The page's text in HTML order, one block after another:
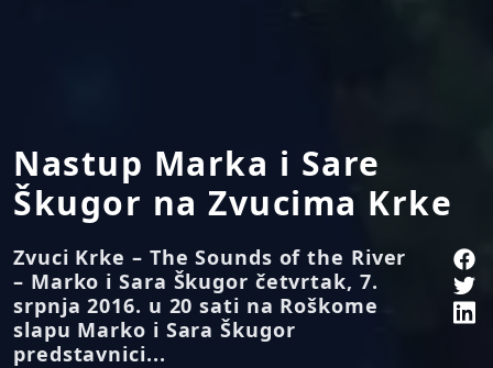
Nastup Marka i Sare
Škugor na Zvucima Krke
Zvuci Krke – The Sounds of the River
– Marko i Sara Škugor četvrtak, 7.
srpnja 2016. u 20 sati na Roškome
slapu Marko i Sara Škugor
predstavnici...